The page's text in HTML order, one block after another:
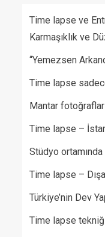
Time lapse ve
Karmaşıklık ve
“Yemezsen
Time lapse
Mantar
Time lapse –
Stüdyo
Time lapse –
Türkiye’nin Dev
Time lapse